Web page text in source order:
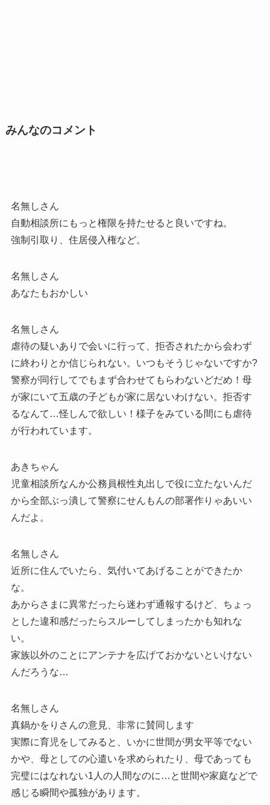
みんなのコメント
名無しさん
自動相談所にもっと権限を持たせると良いですね。
強制引取り、住居侵入権など。
名無しさん
あなたもおかしい
名無しさん
虐待の疑いありで会いに行って、拒否されたから会わず
に終わりとか信じられない。いつもそうじゃないですか?
警察が同行してでもまず合わせてもらわないどだめ！母
が家にいて五歳の子どもが家に居ないわけない。拒否す
るなんて…怪しんで欲しい！様子をみている間にも虐待
が行われています。
あきちゃん
児童相談所なんか公務員根性丸出しで役に立たないんだ
から全部ぶっ潰して警察にせんもんの部署作りゃあいい
んだよ。
名無しさん
近所に住んでいたら、気付いてあげることができたか
な。
あからさまに異常だったら迷わず通報するけど、ちょっ
とした違和感だったらスルーしてしまったかも知れな
い。
家族以外のことにアンテナを広げておかないといけない
んだろうな…
名無しさん
真鍋かをりさんの意見、非常に賛同します
実際に育児をしてみると、いかに世間が男女平等でない
かや、母としての心遣いを求められたり、母であっても
完璧にはなれない1人の人間なのに…と世間や家庭などで
感じる瞬間や孤独があります。